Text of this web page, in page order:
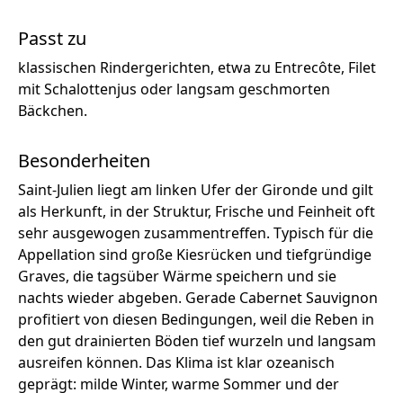
Passt zu
klassischen Rindergerichten, etwa zu Entrecôte, Filet
mit Schalottenjus oder langsam geschmorten
Bäckchen.
Besonderheiten
Saint-Julien liegt am linken Ufer der Gironde und gilt
als Herkunft, in der Struktur, Frische und Feinheit oft
sehr ausgewogen zusammentreffen. Typisch für die
Appellation sind große Kiesrücken und tiefgründige
Graves, die tagsüber Wärme speichern und sie
nachts wieder abgeben. Gerade Cabernet Sauvignon
profitiert von diesen Bedingungen, weil die Reben in
den gut drainierten Böden tief wurzeln und langsam
ausreifen können. Das Klima ist klar ozeanisch
geprägt: milde Winter, warme Sommer und der